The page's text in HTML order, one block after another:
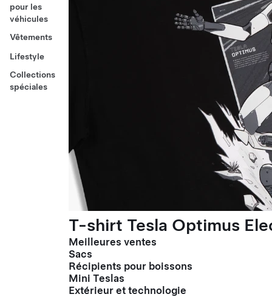
pour les
véhicules
Vêtements
Lifestyle
Collections
spéciales
T-shirt Tesla Optimus
Meilleures ventes
Sacs
Récipients pour boissons
Mini Teslas
Extérieur et technologie